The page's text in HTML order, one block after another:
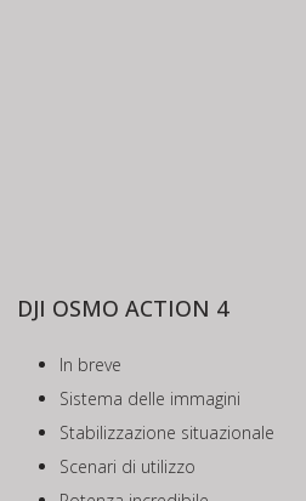
DJI OSMO ACTION 4
In breve
Sistema delle immagini
Stabilizzazione situazionale
Scenari di utilizzo